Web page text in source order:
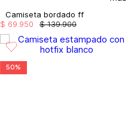
Camiseta bordado ff
$ 139.900
$ 69 950
50%